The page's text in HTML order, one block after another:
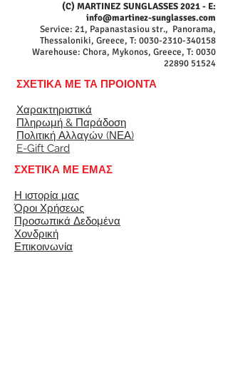
(C) MARTINEZ SUNGLASSES 2021 - E:
info@martinez-sunglasses.com
Service: 21, Papanastasiou str., Panorama,
Thessaloniki, Greece, T: 0030-2310-340158
Warehouse: Chora, Mykonos, Greece, T: 0030
22890 51524
ΣΧΕΤΙΚΑ ΜΕ ΤΑ ΠΡΟΙΟΝΤΑ
Χαρακτηριστικά
Πληρωμή & Παράδοση
Πολιτική Αλλαγών (ΝΕΑ)
E-Gift Card
ΣΧΕΤΙΚΑ ΜΕ ΕΜΑΣ
Η ιστορία μας
Όροι Χρήσεως
Προσωπικά Δεδομένα
Χονδρική
Επικοινωνία